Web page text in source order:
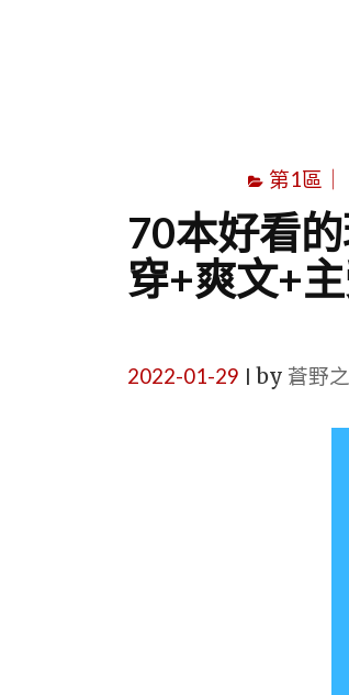
第1區
70本好看
穿+爽文+
2022-01-29 by 蒼野